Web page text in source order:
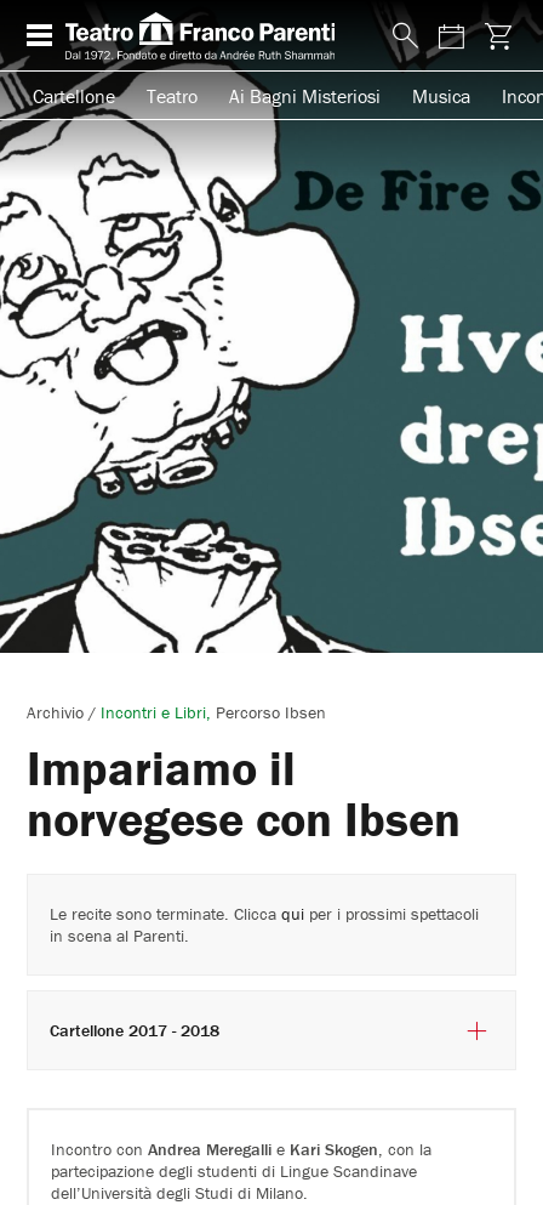
Cartellone Teatro Ai Bagni Misteriosi Musica
Archivio / Incontri e Libri Percorso Ibsen
Impariamo il
norvegese con Ibsen
Incontro con Andrea Meregalli e Kari Skogen , con la
partecipazione degli studenti di Lingue Scandinave
dell’Università degli Studi di Milano.
Le recite sono terminate. Cliccaqui per i prossimi spettacoli
in scena al Parenti.
Cartellone 2017 - 2018